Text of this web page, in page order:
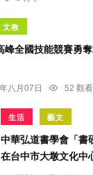
文教
峰全國技能競賽勇
八月07日 52 觀看
生活 藝文
中華弘道書學會「書
在台中市大墩文化中